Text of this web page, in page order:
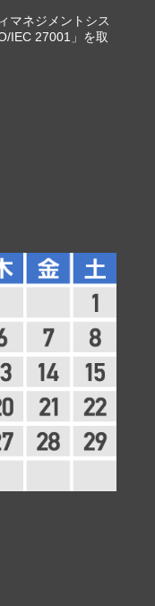
マネジメントシス
IEC 27001」を取